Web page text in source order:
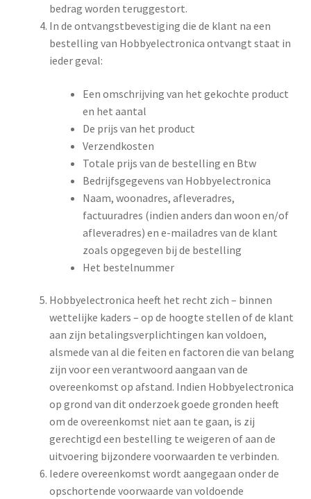
bedrag worden teruggestort.
In de ontvangstbevestiging die de klant na een
bestelling van Hobbyelectronica ontvangt staat in
ieder geval:
Een omschrijving van het gekochte product
en het aantal
De prijs van het product
Verzendkosten
Totale prijs van de bestelling en Btw
Bedrijfsgegevens van Hobbyelectronica
Naam, woonadres, afleveradres,
factuuradres (indien anders dan woon en/of
afleveradres) en e-mailadres van de klant
zoals opgegeven bij de bestelling
Het bestelnummer
Hobbyelectronica heeft het recht zich – binnen
wettelijke kaders – op de hoogte stellen of de klant
aan zijn betalingsverplichtingen kan voldoen,
alsmede van al die feiten en factoren die van belang
zijn voor een verantwoord aangaan van de
overeenkomst op afstand. Indien Hobbyelectronica
op grond van dit onderzoek goede gronden heeft
om de overeenkomst niet aan te gaan, is zij
gerechtigd een bestelling te weigeren of aan de
uitvoering bijzondere voorwaarden te verbinden.
Iedere overeenkomst wordt aangegaan onder de
opschortende voorwaarde van voldoende